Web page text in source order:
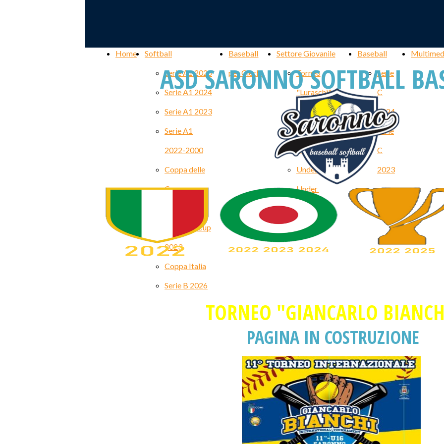
Home Softball
Serie A1 2025
Serie A1 2024
Serie A1 2023
Serie A1
2022-2000
Coppa delle
Coppe
Premiere Cup
2023
Coppa Italia
Serie B 2026
Baseball
per Ciechi
Settore Giovanile
Torneo
"Luraschi"
Torneo
"Giancarlo
Bianchi"
Under 19
Under
Baseball
Serie
C
2024
Serie
C
2023
ASD SARONNO SOFTBALL
TORNEO "GIANCARLO
PAGINA IN COSTRUZIONE